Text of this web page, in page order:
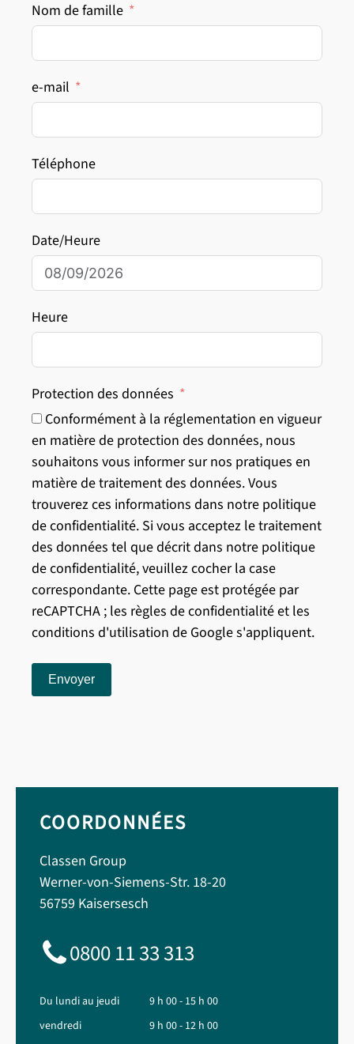
Nom de famille
e-mail
Téléphone
Date/Heure
Heure
Protection des données
Conformément à la réglementation en vigueur
en matière de protection des données, nous
souhaitons vous informer sur nos pratiques en
matière de traitement des données. Vous
trouverez ces informations dans notre politique
de confidentialité. Si vous acceptez le traitement
des données tel que décrit dans notre politique
de confidentialité, veuillez cocher la case
correspondante. Cette page est protégée par
reCAPTCHA ; les règles de confidentialité et les
conditions d'utilisation de Google s'appliquent.
Envoyer
COORDONNÉES
Classen Group
Werner-von-Siemens-Str. 18-20
56759 Kaisersesch
0800 11 33 313
Du lundi au jeudi
9 h 00 - 15 h 00
vendredi
9 h 00 - 12 h 00